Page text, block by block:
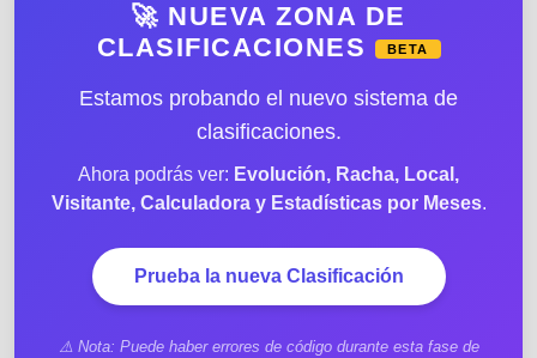
🚀 NUEVA ZONA DE
CLASIFICACIONES
BETA
Estamos probando el nuevo sistema de
clasificaciones.
Ahora podrás ver: Evolución, Racha, Local,
Visitante, Calculadora y Estadísticas por Meses.
Prueba la nueva Clasificación
⚠️ Nota: Puede haber errores de código durante esta fase de